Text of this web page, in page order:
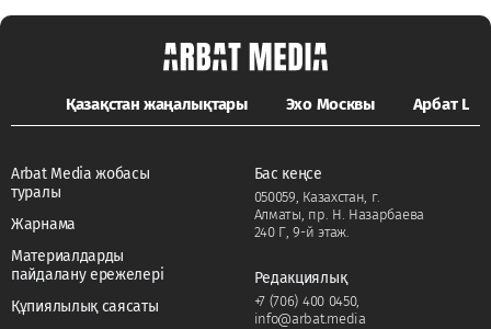
Қазақстан жаңалықтары Эхо Москвы Арбат LIFE
Arbat Media жобасы
туралы
Жарнама
Материалдарды
пайдалану ережелері
Құпиялылық саясаты
Бас кеңсе
050059, Казахстан, г.
Алматы, пр. Н. Назарбаева
240 Г, 9-й этаж.
Редакциялық
+7 (706) 400 0450,
info@arbat.media